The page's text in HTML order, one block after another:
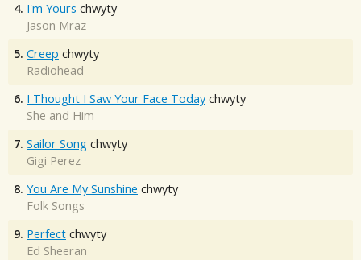
4. I'm Yours chwyty
Jason Mraz
5. Creep chwyty
Radiohead
6. I Thought I Saw Your Face Today chwyty
She and Him
7. Sailor Song chwyty
Gigi Perez
8. You Are My Sunshine chwyty
Folk Songs
9. Perfect chwyty
Ed Sheeran